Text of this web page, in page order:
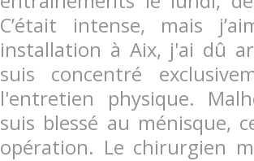
C’était intense, mais
installation à Aix, j'ai dû
suis concentré
l'entretien physique.
suis blessé au ménisque,
opération. Le chirurgien